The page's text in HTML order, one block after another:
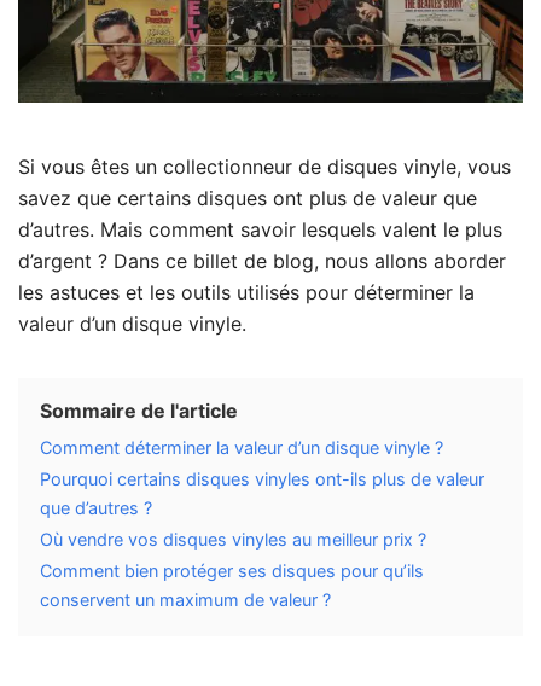
Si vous êtes un collectionneur de disques vinyle, vous
savez que certains disques ont plus de valeur que
d’autres. Mais comment savoir lesquels valent le plus
d’argent ? Dans ce billet de blog, nous allons aborder
les astuces et les outils utilisés pour déterminer la
valeur d’un disque vinyle.
Sommaire de l'article
Comment déterminer la valeur d’un disque vinyle ?
Pourquoi certains disques vinyles ont-ils plus de valeur
que d’autres ?
Où vendre vos disques vinyles au meilleur prix ?
Comment bien protéger ses disques pour qu’ils
conservent un maximum de valeur ?